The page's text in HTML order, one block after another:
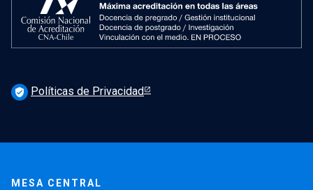
verified_user Políticas de Privacidad
MESA CENTRAL